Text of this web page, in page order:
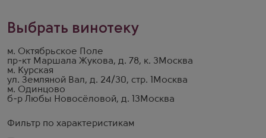
Фильтр по характеристикам
Выбрать винотеку
м. Октябрьское Поле
пр-кт Маршала Жукова, д. 78, к. 3 Москва
м. Курская
ул. Земляной Вал, д. 24/30, стр. 1
Москва
м. Одинцово
б-р Любы Новосёловой, д. 13 Москва